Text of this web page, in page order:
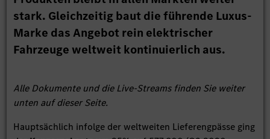
stark. Gleichzeitig baut die führende Luxus-
Marke das Angebot rein elektrischer
Fahrzeuge weltweit kontinuierlich aus.
Alle Dokumente und die Live-Streams finden Sie weiter
unten auf dieser Seite.
Hauptsächlich infolge der weltweiten Lieferengpässe ging